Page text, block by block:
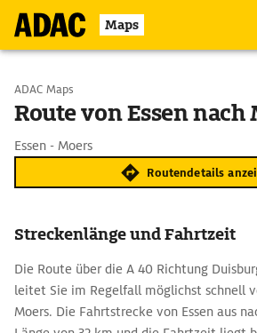
Maps
Start wählen
ADAC Maps
Route von Essen nach
Essen - Moers
Routendetails
Streckenlänge und Fahrtzeit
Die Route über die A 40 Richtung
leitet Sie im Regelfall möglichst schnell
Moers. Die Fahrtstrecke von Essen aus